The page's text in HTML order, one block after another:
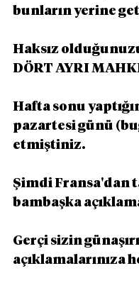
bunların yerine
Haksız
DÖRT AYRI
Hafta sonu
pazartesi günü
etmiştiniz.
Şimdi Fransa'dan
bambaşka
Gerçi sizin
açıklamalarınıza